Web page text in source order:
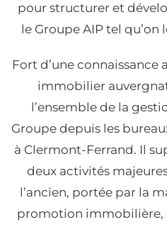
pour structurer et
le Groupe AIP tel qu’on
Fort d’une
immobilier
l’ensemble de la
Groupe depuis les
à Clermont-Ferrand. Il
deux activités
l’ancien, portée par la
promotion immobilière,